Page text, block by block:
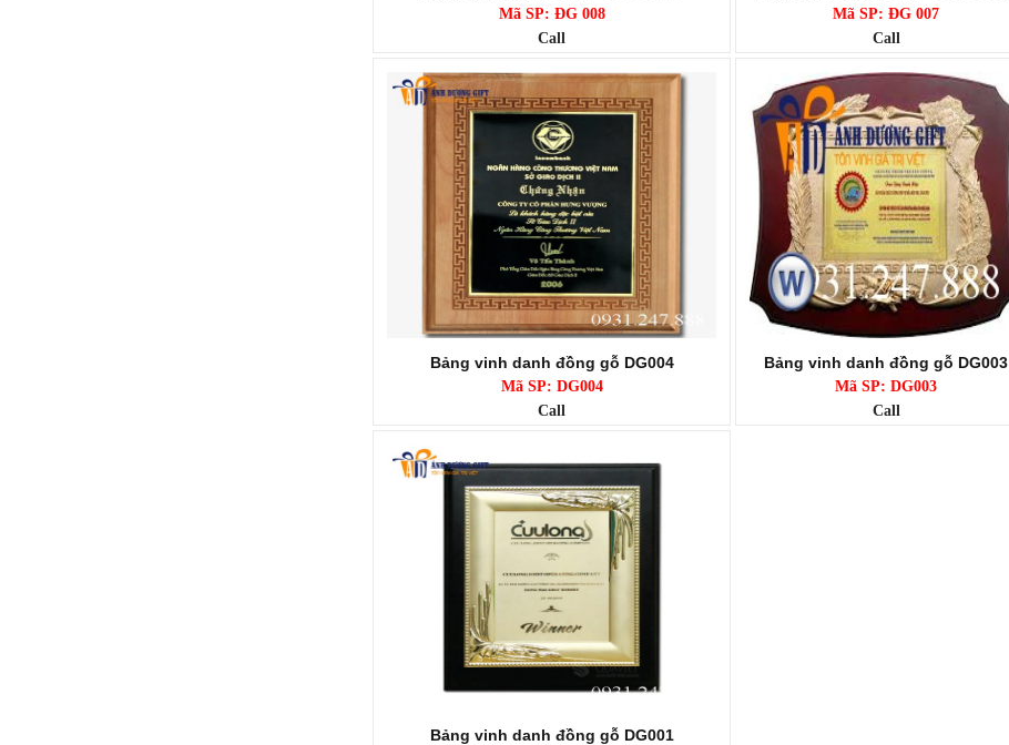
Mã SP: ĐG 008
Call
Mã SP: ĐG 007
Call
Bảng vinh danh đồng gỗ DG004
Mã SP: DG004
Call
Bảng vinh danh đồng gỗ DG003
Mã SP: DG003
Call
Bảng vinh danh đồng gỗ DG001